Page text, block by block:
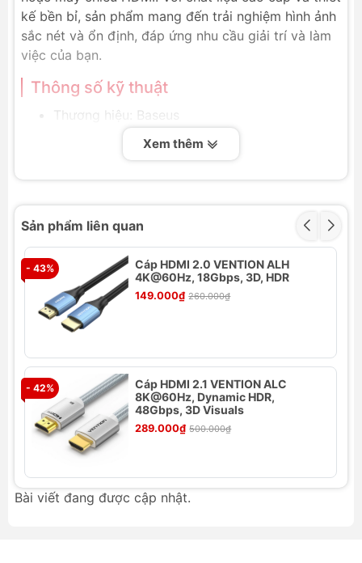
kế bền bỉ, sản phẩm mang đến trải nghiệm hình ảnh
sắc nét và ổn định, đáp ứng nhu cầu giải trí và làm
việc của bạn.
Thông số kỹ thuật
Thương hiệu: Baseus
Mã sản phẩm: LV674
Mã quốc tế: CAKSX-M0G, CAKSX-L0G
Chuẩn: HDMI 2.0
Tính năng nổi bật
Chất lượng hình ảnh vượt trội:
2.0 đảm bảo truyền tải hình ảnh và âm thanh
chất lượng cao, sắc nét.
nylon bền bỉ, chống gãy gập, tăng tuổi thọ sản
phẩm.
Tương thích rộng rãi: Hỗ trợ kết nối với nhiều
thiết bị có cổng Mini DisplayPort như
MacBook, laptop, máy tính bảng...
phù hợp với nhiều không gian sử dụng.
Dễ dàng sử dụng:Cắm và chạy, không cần cài
Xem thêm
Sản phẩm liên quan
- 43%
Cáp HDMI 2.0 VENTION ALH
4K@60Hz, 18Gbps, 3D, HDR
149.000₫ 260.000₫
- 42%
Cáp HDMI 2.1 VENTION ALC
8K@60Hz, Dynamic HDR,
48Gbps, 3D Visuals
289.000₫ 500.000₫
Bài viết đang được cập nhật.